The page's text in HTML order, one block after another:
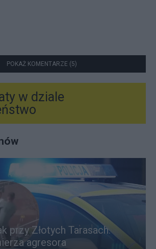
POKAŻ KOMENTARZE (5)
w dziale
przy Złotych Tarasach.
agresora